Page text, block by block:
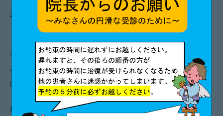
2025/07/18 休診のお知らせ
下記日程はお盆休みのため休診とさせていただきます。
休診前後は大変混雑します。お薬の処方や予約はお早めにお
願いします。
8月13日(水)、8月14日(木)、8月15日(金)